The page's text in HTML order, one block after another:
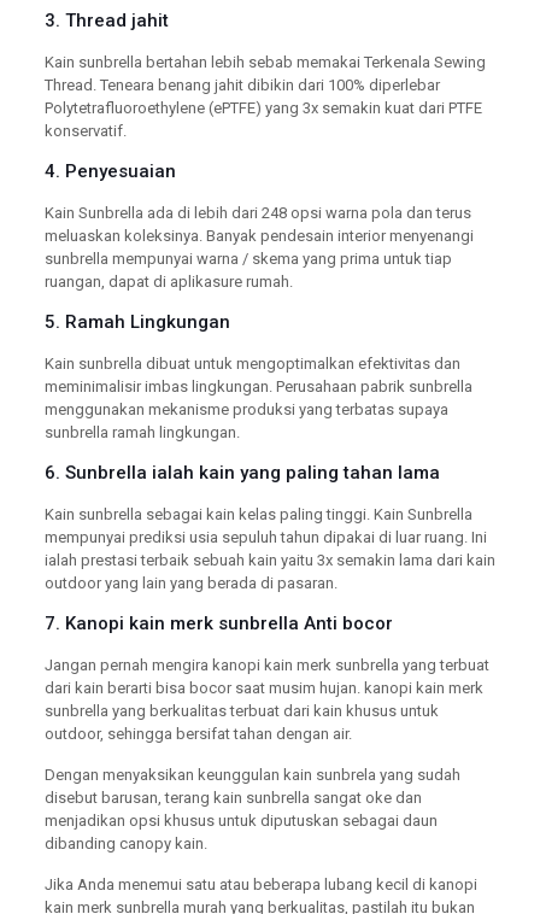
3. Thread jahit
Kain sunbrella bertahan lebih sebab memakai Terkenala Sewing
Thread. Teneara benang jahit dibikin dari 100% diperlebar
Polytetrafluoroethylene (ePTFE) yang 3x semakin kuat dari PTFE
konservatif.
4. Penyesuaian
Kain Sunbrella ada di lebih dari 248 opsi warna pola dan terus
meluaskan koleksinya. Banyak pendesain interior menyenangi
sunbrella mempunyai warna / skema yang prima untuk tiap
ruangan, dapat di aplikasure rumah.
5. Ramah Lingkungan
Kain sunbrella dibuat untuk mengoptimalkan efektivitas dan
meminimalisir imbas lingkungan. Perusahaan pabrik sunbrella
menggunakan mekanisme produksi yang terbatas supaya
sunbrella ramah lingkungan.
6. Sunbrella ialah kain yang paling tahan lama
Kain sunbrella sebagai kain kelas paling tinggi. Kain Sunbrella
mempunyai prediksi usia sepuluh tahun dipakai di luar ruang. Ini
ialah prestasi terbaik sebuah kain yaitu 3x semakin lama dari kain
outdoor yang lain yang berada di pasaran.
7. Kanopi kain merk sunbrella Anti bocor
Jangan pernah mengira kanopi kain merk sunbrella yang terbuat
dari kain berarti bisa bocor saat musim hujan. kanopi kain merk
sunbrella yang berkualitas terbuat dari kain khusus untuk
outdoor, sehingga bersifat tahan dengan air.
Dengan menyaksikan keunggulan kain sunbrela yang sudah
disebut barusan, terang kain sunbrella sangat oke dan
menjadikan opsi khusus untuk diputuskan sebagai daun
dibanding canopy kain.
Jika Anda menemui satu atau beberapa lubang kecil di kanopi
kain merk sunbrella murah yang berkualitas, pastilah itu bukan